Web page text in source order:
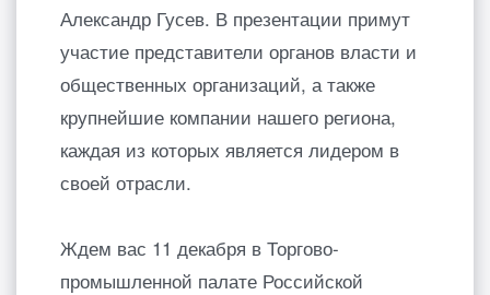
Александр Гусев. В презентации примут
участие представители органов власти и
общественных организаций, а также
крупнейшие компании нашего региона,
каждая из которых является лидером в
своей отрасли.
Ждем вас 11 декабря в Торгово-
промышленной палате Российской